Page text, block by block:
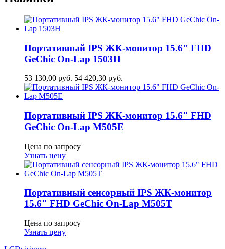
Портативный IPS ЖК-монитор 15.6" FHD
GeСhic On-Lap 1503H
53 130,00 руб. 54 420,30 руб.
Портативный IPS ЖК-монитор 15.6" FHD
GeСhic On-Lap M505E
Цена по запросу
Узнать цену
Портативный сенсорный IPS ЖК-монитор
15.6" FHD GeСhic On-Lap M505T
Цена по запросу
Узнать цену